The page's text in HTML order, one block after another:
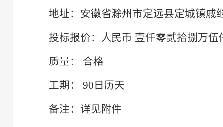
地址：安徽省滁州市定远县定城镇戚
投标报价：人民币 壹仟零贰拾捌万伍
质量： 合格
工期： 90日历天
备注：详见附件